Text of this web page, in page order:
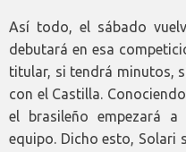
Así todo, el sábado
debutará en esa
titular, si tendrá minutos,
con el Castilla.
el brasileño empezará
equipo. Dicho esto, Solari